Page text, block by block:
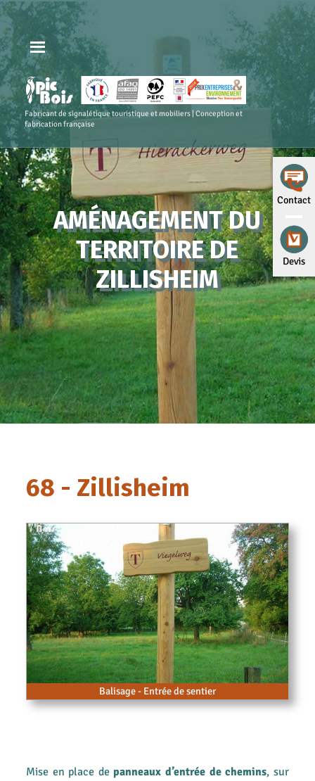
Contact
Devis
Fabricant de signalétique touristique et mobiliers | Conception et
fabrication française
AMÉNAGEMENT DU
TERRITOIRE DE
ZILLISHEIM
68 - Zillisheim
Balisage - Entrée de sentier
Mise en place depanneaux d’entrée de chemins, sur